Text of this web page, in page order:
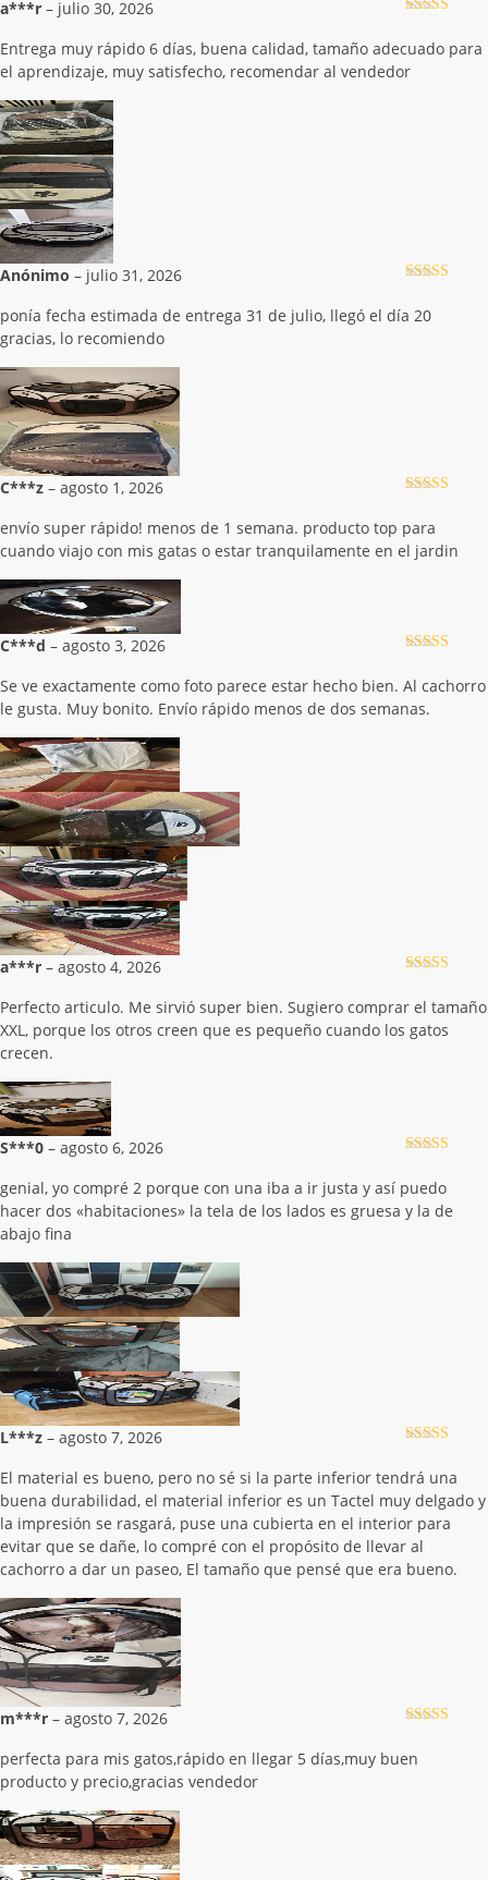
de 5
a***r – julio 30, 2026
Entrega muy rápido 6 días, buena calidad, tamaño adecuado para
el aprendizaje, muy satisfecho, recomendar al vendedor
de 5
Anónimo – julio 31, 2026
ponía fecha estimada de entrega 31 de julio, llegó el día 20
gracias, lo recomiendo
C***z – agosto 1, 2026
envío super rápido! menos de 1 semana. producto top para
cuando viajo con mis gatas o estar tranquilamente en el jardin
5 de 5
C***d – agosto 3, 2026
Se ve exactamente como foto parece estar hecho bien. Al cachorro
le gusta. Muy bonito. Envío rápido menos de dos semanas.
de 5
a***r – agosto 4, 2026
Perfecto articulo. Me sirvió super bien. Sugiero comprar el tamaño
XXL, porque los otros creen que es pequeño cuando los gatos
crecen.
de 5
S***0 – agosto 6, 2026
genial, yo compré 2 porque con una iba a ir justa y así puedo
hacer dos «habitaciones» la tela de los lados es gruesa y la de
abajo fina
5
de 5
L***z – agosto 7, 2026
El material es bueno, pero no sé si la parte inferior tendrá una
buena durabilidad, el material inferior es un Tactel muy delgado y
la impresión se rasgará, puse una cubierta en el interior para
evitar que se dañe, lo compré con el propósito de llevar al
cachorro a dar un paseo, El tamaño que pensé que era bueno.
m***r – agosto 7, 2026
perfecta para mis gatos,rápido en llegar 5 días,muy buen
producto y precio,gracias vendedor